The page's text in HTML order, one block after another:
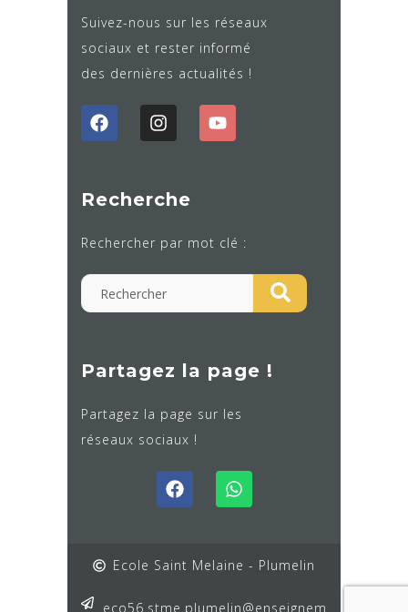
Suivez-nous sur les réseaux
sociaux et rester informé
des dernières actualités !
Recherche
Rechercher par mot clé :
Partagez la page !
Partagez la page sur les
réseaux sociaux !
Ecole Saint Melaine - Plumelin
eco56.stme.plumelin@enseignem